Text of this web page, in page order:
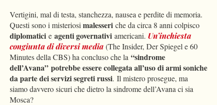
Vertigini, mal di testa, stanchezza, nausea e perdite di memoria.
Questi sono i misteriosimalesseri che da circa 8 anni colpisco
diplomatici e agenti governativi americani. Un’inchiesta
congiuntadi diversi media(The Insider, Der Spiegel e 60
Minutes della CBS) ha concluso che la “sindrome
dell’Avana” potrebbe essere collegata all’uso di armi soniche
da parte dei servizi segreti russi. Il mistero prosegue, ma
siamo davvero sicuri che dietro la sindrome dell’Avana ci sia
Mosca?